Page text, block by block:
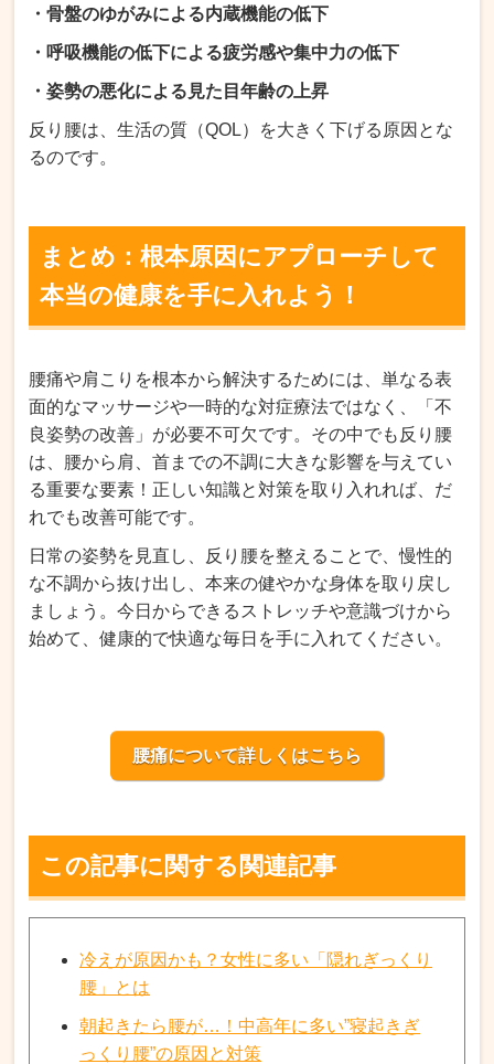
・骨盤のゆがみによる内蔵機能の低下
・呼吸機能の低下による疲労感や集中力の低下
・姿勢の悪化による見た目年齢の上昇
反り腰は、生活の質（QOL）を大きく下げる原因とな
るのです。
まとめ：根本原因にアプローチして
本当の健康を手に入れよう！
腰痛や肩こりを根本から解決するためには、単なる表
面的なマッサージや一時的な対症療法ではなく、「不
良姿勢の改善」が必要不可欠です。その中でも反り腰
は、腰から肩、首までの不調に大きな影響を与えてい
る重要な要素！正しい知識と対策を取り入れれば、だ
れでも改善可能です。
日常の姿勢を見直し、反り腰を整えることで、慢性的
な不調から抜け出し、本来の健やかな身体を取り戻し
ましょう。今日からできるストレッチや意識づけから
始めて、健康的で快適な毎日を手に入れてください。
腰痛について詳しくはこちら
この記事に関する関連記事
冷えが原因かも？女性に多い「隠れぎっくり
腰」とは
朝起きたら腰が…！中高年に多い”寝起きぎ
っくり腰”の原因と対策